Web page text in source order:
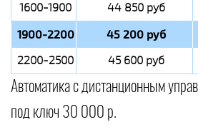
1600-1900 44 850 руб
1900-2200 45 200 руб
2200-2500 45 600 руб
Автоматика с дистанционным
под ключ 30 000 р.